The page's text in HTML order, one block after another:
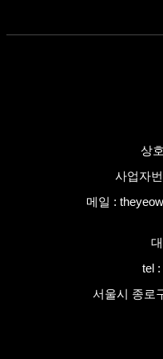
상
사업자
메일 :
tel
서울시 종로